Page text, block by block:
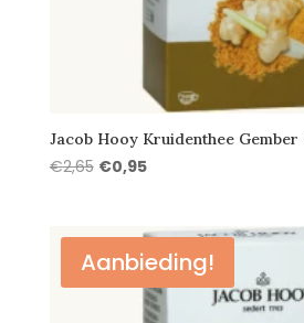
Jacob Hooy Kruidenthee Gember
€2,65 Oorspronkelijke
€2,65.
€0,95Huidige
€0,95.
Aanbieding!